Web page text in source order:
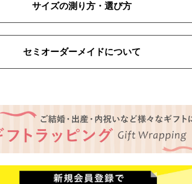
サイズの測り方・選び方
セミオーダーメイドについて